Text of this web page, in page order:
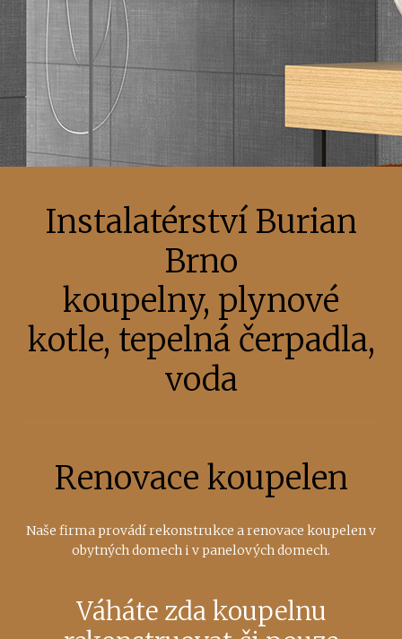
Instalatérství Burian
Brno
koupelny, plynové
kotle, tepelná čerpadla,
voda
Renovace koupelen
Naše firma provádí rekonstrukce a renovace koupelen v
obytných domech i v panelových domech.
Váháte zda koupelnu